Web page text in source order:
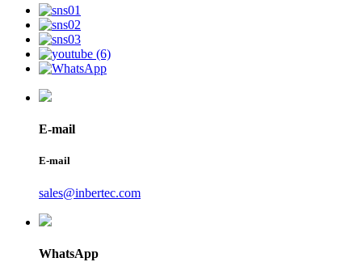
E-mail
E-mail
sales@inbertec.com
WhatsApp